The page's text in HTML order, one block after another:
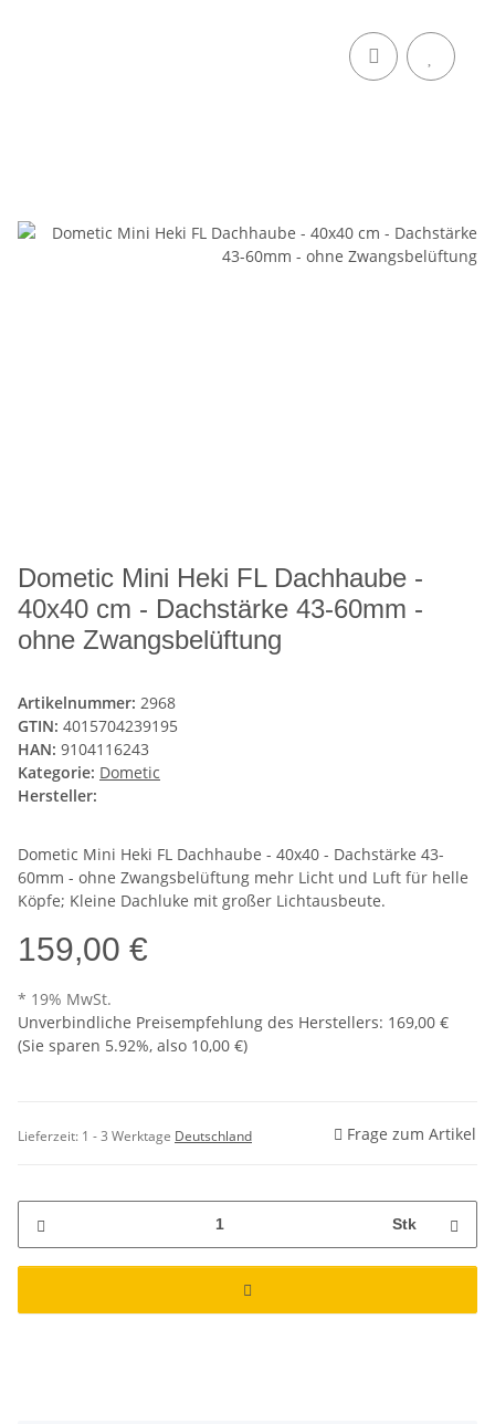
Dometic Mini Heki FL Dachhaube -
40x40 cm - Dachstärke 43-60mm -
ohne Zwangsbelüftung
Artikelnummer: 2968
GTIN: 4015704239195
HAN: 9104116243
Kategorie: Dometic
Hersteller:
Dometic Mini Heki FL Dachhaube - 40x40 - Dachstärke 43-
60mm - ohne Zwangsbelüftung mehr Licht und Luft für helle
Köpfe; Kleine Dachluke mit großer Lichtausbeute.
159,00 €
* 19% MwSt.
Unverbindliche Preisempfehlung des Herstellers: 169,00 €
(Sie sparen 5.92%, also 10,00 €)
Lieferzeit: 1 - 3 Werktage Deutschland Frage zum Artikel
Stk